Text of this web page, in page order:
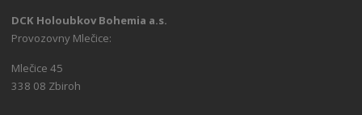
DCK Holoubkov Bohemia a.s.
Provozovny Mlečice:
Mlečice 45
338 08 Zbiroh